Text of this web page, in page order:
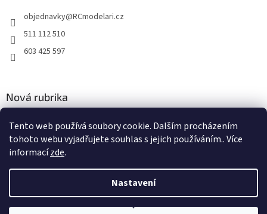
Tento web používá soubory cookie. Dalším procházením
tohoto webu vyjadřujete souhlas s jejich používáním.. Více
informacízde.
Nastavení
objednavky@RCmodelari.cz
511 112 510
603 425 597
Nová rubrika
2.4.2020
Vytvořil Shoptet